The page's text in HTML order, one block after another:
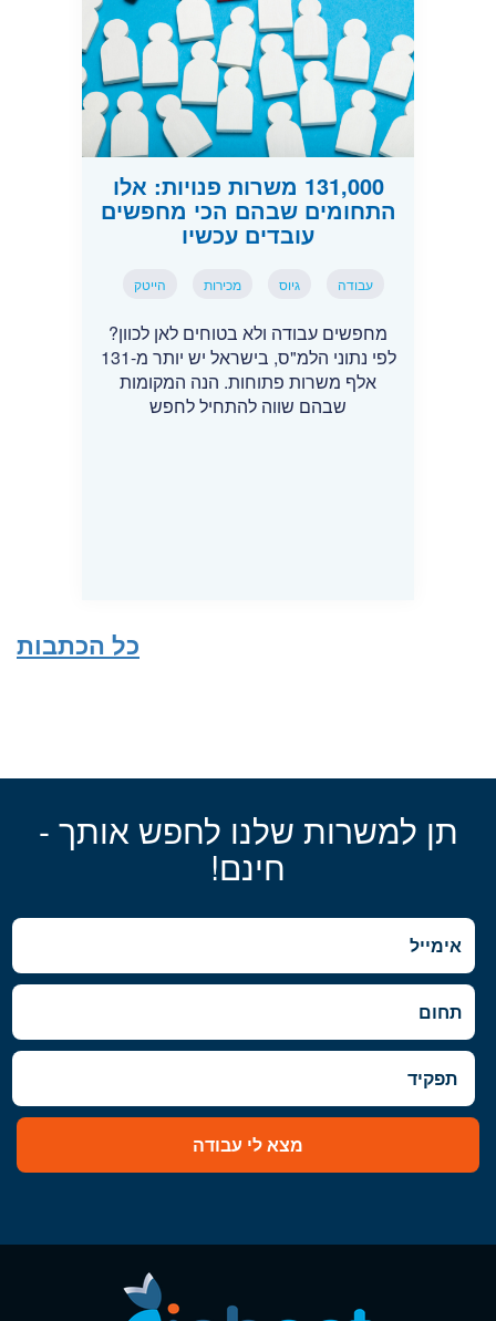
131,000 משרות פנויות: אלו
התחומים שבהם הכי מחפשים
עובדים עכשיו
עבודה גיוס מכירות הייטק
מחפשים עבודה ולא בטוחים לאן לכוון?
לפי נתוני הלמ"ס, בישראל יש יותר מ-131
אלף משרות פתוחות. הנה המקומות
שבהם שווה להתחיל לחפש
כל הכתבות
תן למשרות שלנו לחפש אותך -
חינם!
מצא לי עבודה